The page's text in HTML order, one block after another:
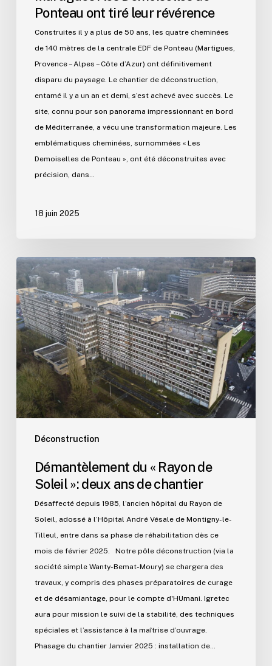
Ponteau ont tiré leur révérence
Construites il y a plus de 50 ans, les quatre cheminées
de 140 mètres de la centrale EDF de Ponteau (Martigues,
Provence – Alpes – Côte d’Azur) ont définitivement
disparu du paysage. Le chantier de déconstruction,
entamé il y a un an et demi, s’est achevé avec succès. Le
site, connu pour son panorama impressionnant en bord
de Méditerranée, a vécu une transformation majeure. Les
emblématiques cheminées, surnommées « Les
Demoiselles de Ponteau », ont été déconstruites avec
précision, dans…
18 juin 2025
Déconstruction
Démantèlement
du
« Rayon
de
Soleil »:
deux
ans
de
chantier
Démantèlement du « Rayon de
Soleil »: deux ans de chantier
Désaffecté depuis 1985, l’ancien hôpital du Rayon de
Soleil, adossé à l’Hôpital André Vésale de Montigny-le-
Tilleul, entre dans sa phase de réhabilitation dès ce
mois de février 2025. Notre pôle déconstruction (via la
société simple Wanty-Bemat-Moury) se chargera des
travaux, y compris des phases préparatoires de curage
et de désamiantage, pour le compte d'HUmani. Igretec
aura pour mission le suivi de la stabilité, des techniques
spéciales et l’assistance à la maîtrise d’ouvrage.
Phasage du chantier Janvier 2025 : installation de…